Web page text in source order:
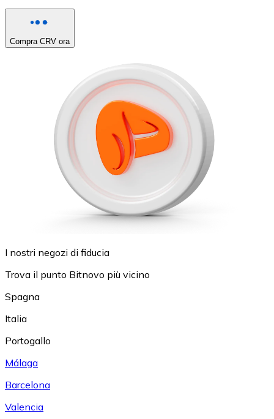
Compra CRV ora
I nostri negozi di fiducia
Trova il punto Bitnovo più vicino
Spagna
Italia
Portogallo
Málaga
Barcelona
Valencia